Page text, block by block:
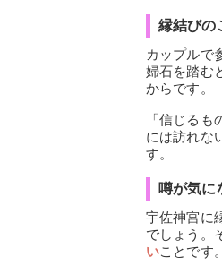
縁結びの
カップルで
婦石を踏む
からです。
「信じる
には訪れな
す。
噂が気に
宇佐神宮に
でしょう。
いことです